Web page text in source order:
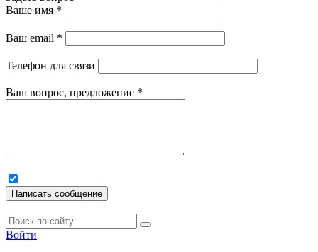
Ваше имя *
Ваш email *
Телефон для связи
Ваш вопрос, предложение *
Написать сообщение
Войти